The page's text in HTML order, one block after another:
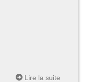
Lire la suite